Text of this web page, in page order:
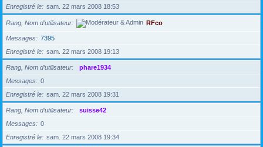
Enregistré le
sam. 22 mars 2008 18:53
Rang, Nom d’utilisateur RFco
Messages
7395
Enregistré le
sam. 22 mars 2008 19:13
Rang, Nom d’utilisateur
phare1934
Messages
0
Enregistré le
sam. 22 mars 2008 19:31
Rang, Nom d’utilisateur
suisse42
Messages
0
Enregistré le
sam. 22 mars 2008 19:34